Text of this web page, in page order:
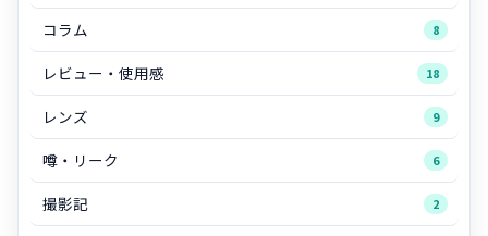
コラム 8
レビュー・使用感 18
レンズ 9
噂・リーク 6
撮影記 2